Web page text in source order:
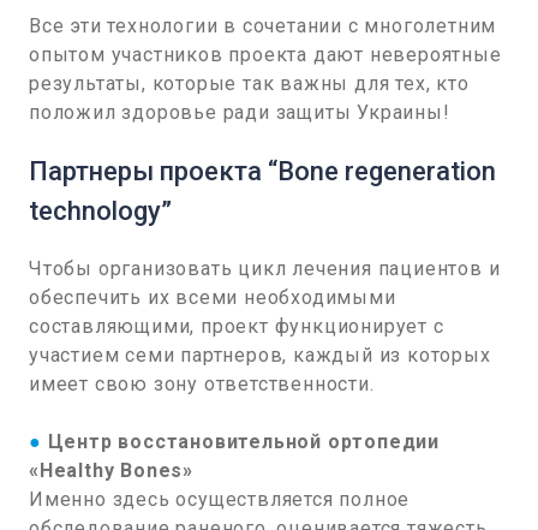
Все эти технологии в сочетании с многолетним
опытом участников проекта дают невероятные
результаты, которые так важны для тех, кто
положил здоровье ради защиты Украины!
Партнеры проекта “Bone regeneration
technology”
Чтобы организовать цикл лечения пациентов и
обеспечить их всеми необходимыми
составляющими, проект функционирует с
участием семи партнеров, каждый из которых
имеет свою зону ответственности.
● Центр восстановительной ортопедии
«Healthy Bones»
Именно здесь осуществляется полное